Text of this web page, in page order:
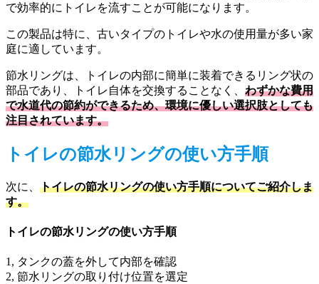
で効率的にトイレを流すことが可能になります。
この製品は特に、古いタイプのトイレや水の使用量が多い家
庭に適しています。
節水リングは、トイレの内部に簡単に装着できるリング状の
部品であり、トイレ自体を交換することなく、 わずかな費用
で水道代の節約ができるため、環境に優しい選択肢としても
注目されています。
トイレの節水リングの使い方手順
次に、 トイレの節水リングの使い方手順についてご紹介しま
す。
トイレの節水リングの使い方手順
1, タンクの蓋を外して内部を確認
2, 節水リングの取り付け位置を選定